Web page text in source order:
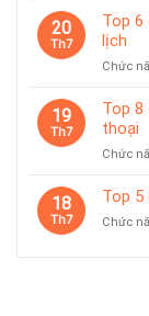
20
Th7
Top 6
lịch
Chức
19
Th7
Top 8
thoại
Chức
18
Th7
Top 5
Chức